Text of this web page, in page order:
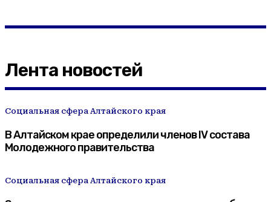
Лента новостей
Социальная сфера Алтайского края
В Алтайском крае определили членов IV состава
Молодежного правительства
Социальная сфера Алтайского края